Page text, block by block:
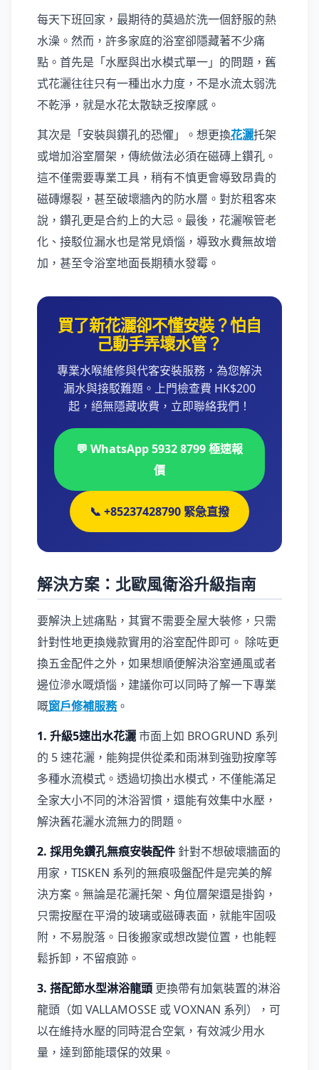
每天下班回家，最期待的莫過於洗一個舒服的熱
水澡。然而，許多家庭的浴室卻隱藏著不少痛
點。首先是「水壓與出水模式單一」的問題，舊
式花灑往往只有一種出水力度，不是水流太弱洗
不乾淨，就是水花太散缺乏按摩感。
其次是「安裝與鑽孔的恐懼」。想更換花灑托架
或增加浴室層架，傳統做法必須在磁磚上鑽孔。
這不僅需要專業工具，稍有不慎更會導致昂貴的
磁磚爆裂，甚至破壞牆內的防水層。對於租客來
說，鑽孔更是合約上的大忌。最後，花灑喉管老
化、接駁位漏水也是常見煩惱，導致水費無故增
加，甚至令浴室地面長期積水發霉。
買了新花灑卻不懂安裝？怕自
己動手弄壞水管？
專業水喉維修與代客安裝服務，為您解決
漏水與接駁難題。上門檢查費 HK$200
起，絕無隱藏收費，立即聯絡我們！
💬 WhatsApp 5932 8799 極速報
價
📞 +85237428790 緊急直撥
解決方案：北歐風衛浴升級指南
要解決上述痛點，其實不需要全屋大裝修，只需
針對性地更換幾款實用的浴室配件即可。 除咗更
換五金配件之外，如果想順便解決浴室通風或者
邊位滲水嘅煩惱，建議你可以同時了解一下專業
嘅窗戶修補服務。
1. 升級5速出水花灑市面上如 BROGRUND 系列
的 5 速花灑，能夠提供從柔和雨淋到強勁按摩等
多種水流模式。透過切換出水模式，不僅能滿足
全家大小不同的沐浴習慣，還能有效集中水壓，
解決舊花灑水流無力的問題。
2. 採用免鑽孔無痕安裝配件 針對不想破壞牆面的
用家，TISKEN 系列的無痕吸盤配件是完美的解
決方案。無論是花灑托架、角位層架還是掛鈎，
只需按壓在平滑的玻璃或磁磚表面，就能牢固吸
附，不易脫落。日後搬家或想改變位置，也能輕
鬆拆卸，不留痕跡。
3. 搭配節水型淋浴龍頭 更換帶有加氣裝置的淋浴
龍頭（如 VALLAMOSSE 或 VOXNAN 系列），可
以在維持水壓的同時混合空氣，有效減少用水
量，達到節能環保的效果。